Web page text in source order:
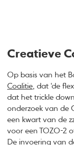
Creatieve
Op basis van het
Coalitie , dat ‘de
dat het trickle
onderzoek van de
een kwart van de
voor een TOZO-2
De invoering van